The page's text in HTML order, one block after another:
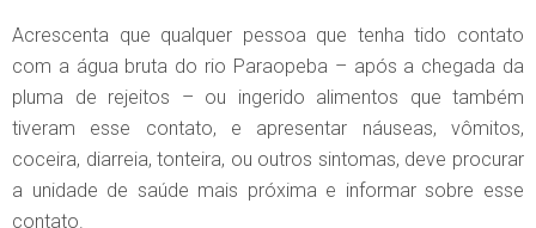
Acrescenta que qualquer pessoa que tenha tido contato
com a água bruta do rio Paraopeba – após a chegada da
pluma de rejeitos – ou ingerido alimentos que também
tiveram esse contato, e apresentar náuseas, vômitos,
coceira, diarreia, tonteira, ou outros sintomas, deve procurar
a unidade de saúde mais próxima e informar sobre esse
contato.